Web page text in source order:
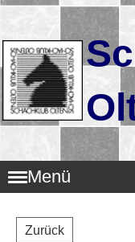
Menü
Zurück